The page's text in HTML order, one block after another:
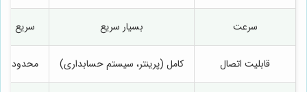
سرعت بسیار سریع سریع
قابلیت اتصال کامل (پرینتر، سیستم حسابداری) محدود